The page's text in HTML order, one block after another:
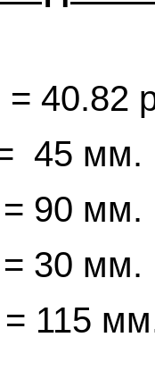
= 40.82
45 мм.
= 90 мм.
= 30 мм.
= 115